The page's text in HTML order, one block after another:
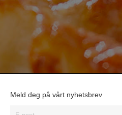
Meld deg på vårt nyhetsbrev